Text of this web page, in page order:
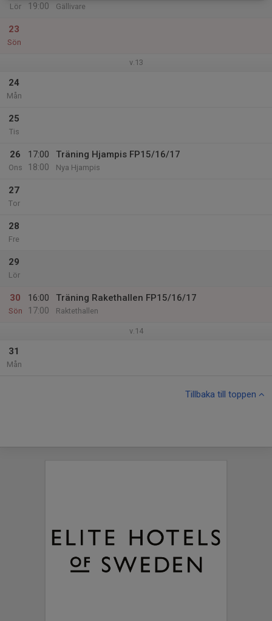
Lör
19:00
Gällivare
23
Sön
v.13
24
Mån
25
Tis
26
Ons
17:00
18:00
Träning Hjampis FP15/16/17
Nya Hjampis
27
Tor
28
Fre
29
Lör
30
Sön
16:00
17:00
Träning Rakethallen FP15/16/17
Raktethallen
v.14
31
Mån
Tillbaka till toppen